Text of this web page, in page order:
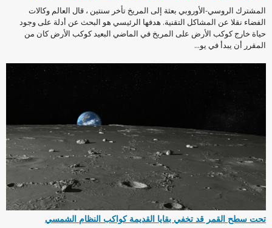
المشترك الروسي-الأوروبي بعثة إلى المريخ تأخر سنتين ، قال العالم وكالات
الفضاء نقلا عن المشاكل التقنية. هدفها الرئيسي هو البحث عن أدلة على وجود
حياة خارج كوكب الأرض على المريخ في الماضي البعيد كوكب الأرض كان من
المقرر أن يبدأ في يو...
تحت سطح القمر قد تخفي بقايا القديمة كواكب النظام الشمسي